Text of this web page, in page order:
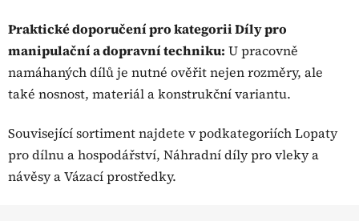
k
y
v
ý
p
s
u
Praktické doporučení pro kategorii Díly pro
manipulační a dopravní techniku: U pracovně
namáhaných dílů je nutné ověřit nejen rozměry, ale
také nosnost, materiál a konstrukční variantu.
Související sortiment najdete v podkategoriích Lopaty
pro dílnu a hospodářství, Náhradní díly pro vleky a
návěsy a Vázací prostředky.